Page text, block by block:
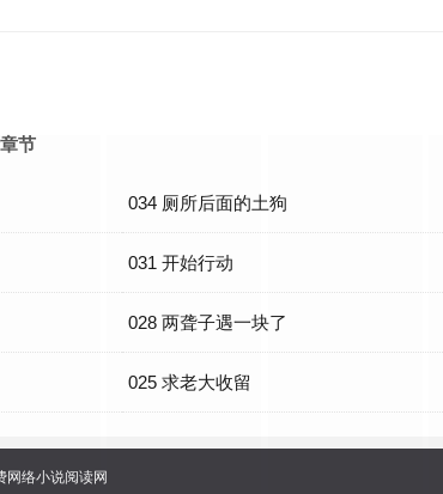
节
034 厕所后面的土狗
031 开始行动
028 两聋子遇一块了
025 求老大收留
网络小说阅读网